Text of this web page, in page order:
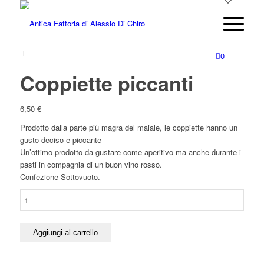
0
Coppiette piccanti
6,50 €
Prodotto dalla parte più magra del maiale, le coppiette hanno un
gusto deciso e piccante
Un’ottimo prodotto da gustare come aperitivo ma anche durante i
pasti in compagnia di un buon vino rosso.
Confezione Sottovuoto.
Aggiungi al carrello